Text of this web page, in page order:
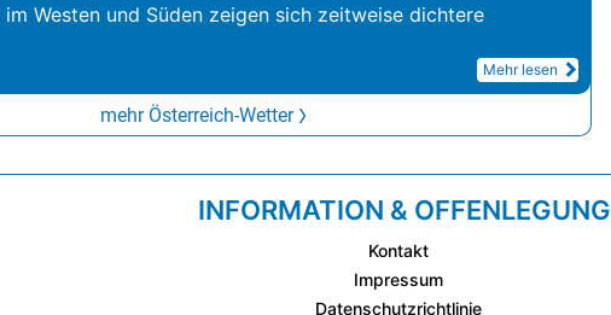
im Westen und Süden zeigen sich zeitweise dichtere
Mehr lesen
mehr Österreich-Wetter
INFORMATION & OFFENLEGUNG
Kontakt
Impressum
Datenschutzrichtlinie